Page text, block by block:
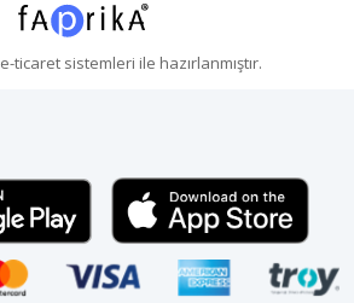
e-ticaretsistemleri ile hazırlanmıştır.